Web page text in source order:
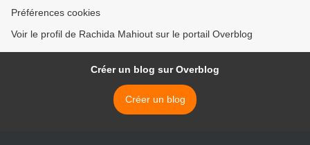
Préférences cookies
Voir le profil de Rachida Mahiout sur le portail Overblog
Créer un blog sur Overblog
Créer un blog